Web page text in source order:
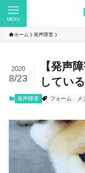
MENU
ホーム 発声障害
【発声
してい
2020
8/23
発声障害 フォーム メ